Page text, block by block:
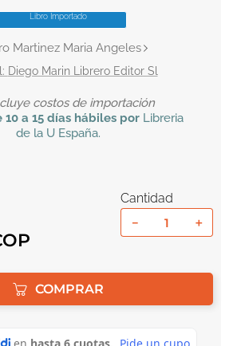
Libro Importado
Martinez Maria Angeles
Diego Marin Librero Editor Sl
costos de importación
10 a 15 días hábiles por Libreria
de la U España.
Cantidad
＋
－
COMPRAR